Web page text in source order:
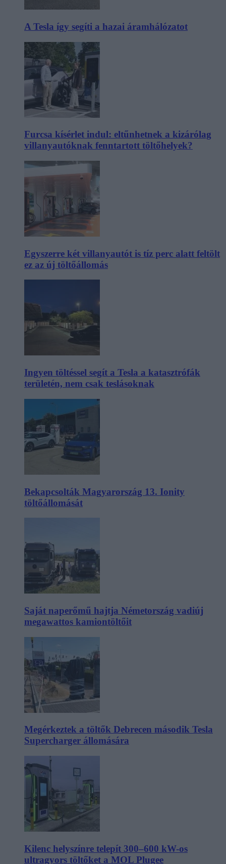
A Tesla így segíti a hazai áramhálózatot
Furcsa kísérlet indul: eltűnhetnek a kizárólag
villanyautóknak fenntartott töltőhelyek?
Egyszerre két villanyautót is tíz perc alatt feltölt
ez az új töltőállomás
Ingyen töltéssel segít a Tesla a katasztrófák
területén, nem csak teslásoknak
Bekapcsolták Magyarország 13. Ionity
töltőállomását
Saját naperőmű hajtja Németország vadiúj
megawattos kamiontöltőit
Megérkeztek a töltők Debrecen második Tesla
Supercharger állomására
Kilenc helyszínre telepít 300–600 kW-os
ultragyors töltőket a MOL Plugee